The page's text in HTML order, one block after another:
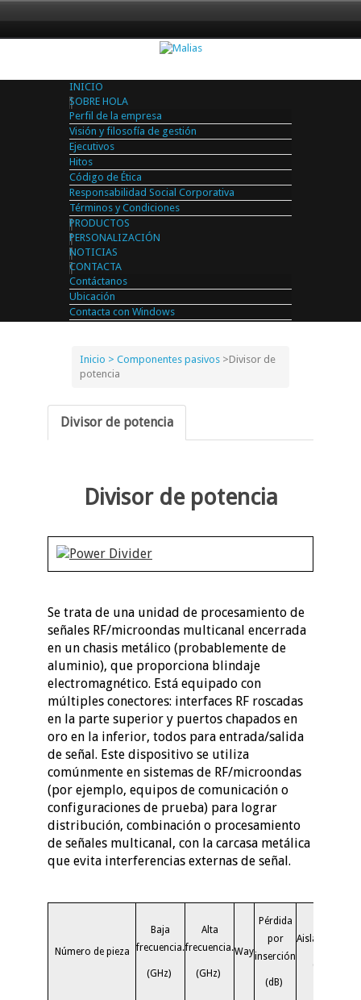
INICIO
SOBRE HOLA
Perfil de la empresa
Visión y filosofía de gestión
Ejecutivos
Hitos
Código de Ética
Responsabilidad Social Corporativa
Términos y Condiciones
PRODUCTOS
PERSONALIZACIÓN
NOTICIAS
CONTACTA
Contáctanos
Ubicación
Contacta con Windows
Inicio > Componentes pasivos >Divisor de
potencia
Divisor de potencia
Divisor de potencia
Se trata de una unidad de procesamiento de
señales RF/microondas multicanal encerrada
en un chasis metálico (probablemente de
aluminio), que proporciona blindaje
electromagnético. Está equipado con
múltiples conectores: interfaces RF roscadas
en la parte superior y puertos chapados en
oro en la inferior, todos para entrada/salida
de señal. Este dispositivo se utiliza
comúnmente en sistemas de RF/microondas
(por ejemplo, equipos de comunicación o
configuraciones de prueba) para lograr
distribución, combinación o procesamiento
de señales multicanal, con la carcasa metálica
que evita interferencias externas de señal.
Número de pieza
Baja
frecuencia.
(GHz)
Alta
frecuencia.
(GHz)
Way
Pérdida
por
inserción
(dB)
Aislamiento
(dB)